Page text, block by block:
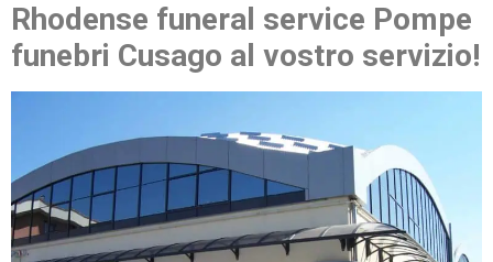
Rhodense funeral service Pompe
funebri Cusago al vostro servizio!